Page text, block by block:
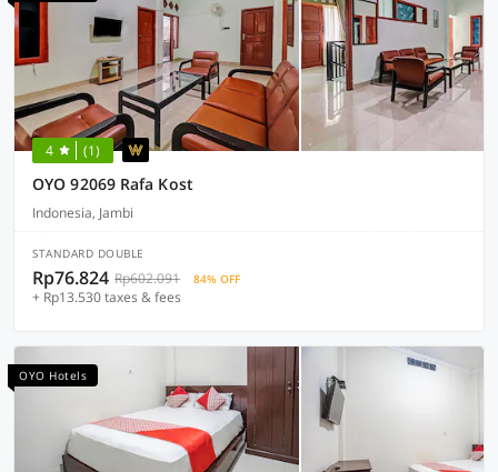
4 (1)
OYO 92069 Rafa Kost
Indonesia, Jambi
STANDARD DOUBLE
Rp76.824 Rp602.091 84% OFF
+ Rp13.530 taxes & fees
OYO Hotels